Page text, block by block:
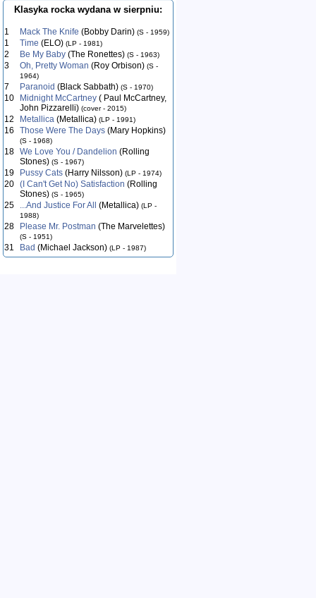
Klasyka rocka wydana w sierpniu:
1 Mack The Knife (Bobby Darin) (S - 1959)
1 Time (ELO) (LP - 1981)
2 Be My Baby (The Ronettes) (S - 1963)
3 Oh, Pretty Woman (Roy Orbison) (S -
1964)
7 Paranoid (Black Sabbath) (S - 1970)
10 Midnight McCartney ( Paul McCartney,
John Pizzarelli) (cover - 2015)
12 Metallica (Metallica) (LP - 1991)
16 Those Were The Days (Mary Hopkins)
(S - 1968)
18 We Love You / Dandelion (Rolling
Stones) (S - 1967)
19 Pussy Cats (Harry Nilsson) (LP - 1974)
20 (I Can't Get No) Satisfaction (Rolling
Stones) (S - 1965)
25 ...And Justice For All (Metallica) (LP -
1988)
28 Please Mr. Postman (The Marvelettes)
(S - 1951)
31 Bad (Michael Jackson) (LP - 1987)